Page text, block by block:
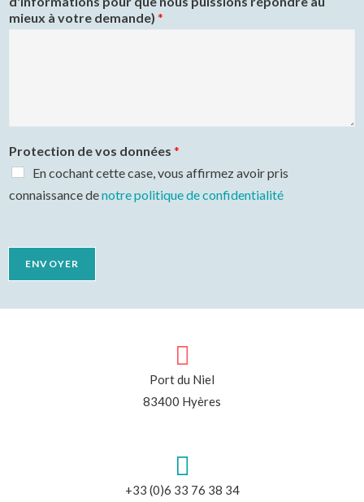
mieux à votre demande) *
Protection de vos données *
En cochant cette case, vous affirmez avoir pris
connaissance denotre politique de confidentialité
ENVOYER
Port du Niel
83400 Hyères
+33 (0)6 33 76 38 34